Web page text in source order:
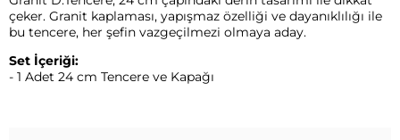
çeker. Granit kaplaması, yapışmaz özelliği ve dayanıklılığı ile
bu tencere, her şefin vazgeçilmezi olmaya aday.
Set İçeriği:
- 1 Adet 24 cm Tencere ve Kapağı